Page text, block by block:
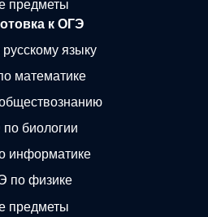
предметы
к ОГЭ
языку
математике
биологии
информатике
по физике
предметы